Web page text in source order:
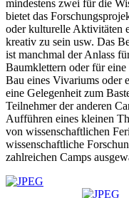
mindestens zwei für die
bietet das
oder kulturelle Aktivitäten
kreativ zu sein usw. Das
ist manchmal der Anlass
Baumklettern oder für
Bau eines Vivariums oder
eine Gelegenheit zum
Teilnehmer der anderen
Aufführen eines kleinen
von wissenschaftlichen
wissenschaftliche
zahlreichen Camps